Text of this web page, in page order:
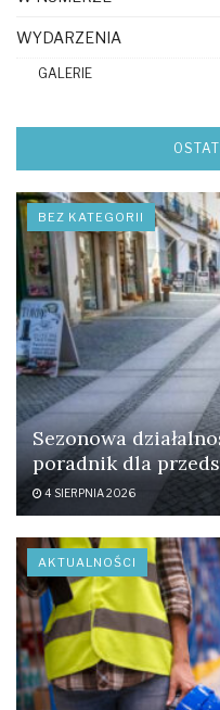
WYDARZENIA
GALERIE
BEZ KATEGORII
Sezonowa
poradnik dla
4 SIERPNIA 2026
AKTUALNOŚCI